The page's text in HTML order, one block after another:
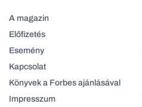
A magazin
Előfizetés
Esemény
Kapcsolat
Könyvek a Forbes ajánlásával
Impresszum